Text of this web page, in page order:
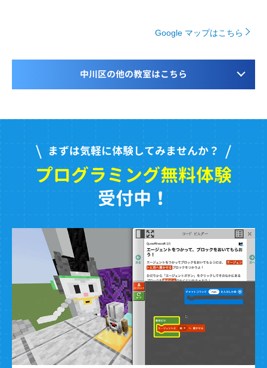
Google マップはこちら
中川区の他の教室はこちら
まずは気軽に体験してみませんか？
プログラミング無料体験
受付中！